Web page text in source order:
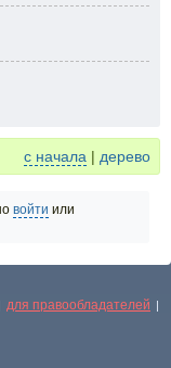
с начала | дерево
войти или
для правообладателей |